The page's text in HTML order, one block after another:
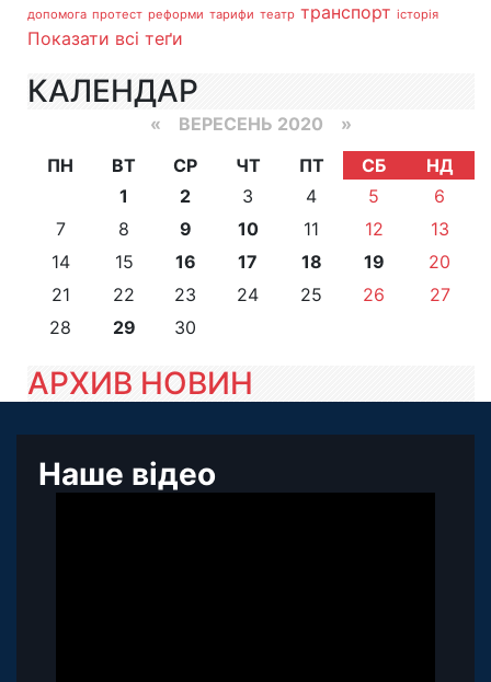
допомога протест реформи тарифи театр транспорт історія
Показати всі теґи
КАЛЕНДАР
« ВЕРЕСЕНЬ 2020 »
ПН
ВТ СР ЧТ ПТ СБ
НД
1
2 3 4 5
6
7
8 9 10 11 12
13
14
15 16 17 18 19
20
21
22 23 24 25 26
27
28
29 30
АРХИВ НОВИН
Наше відео